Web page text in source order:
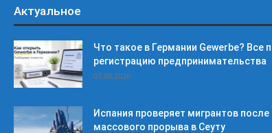
Актуальное
Что такое в Германии Gewerbe? Все
регистрацию предпринимательства
07.08.2026
Испания проверяет мигрантов после
массового прорыва в Сеуту